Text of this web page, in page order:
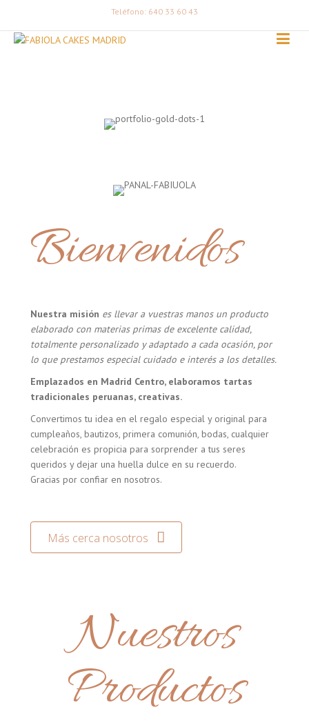
Teléfono: 640 33 60 43
Bienvenidos
Nuestra misión es llevar a vuestras manos un producto
elaborado con materias primas de excelente calidad,
totalmente personalizado y adaptado a cada ocasión, por
lo que prestamos especial cuidado e interés a los detalles.
Emplazados en Madrid Centro, elaboramos tartas
tradicionales peruanas, creativas.
Convertimos tu idea en el regalo especial y original para
cumpleaños, bautizos, primera comunión, bodas, cualquier
celebración es propicia para sorprender a tus seres
queridos y dejar una huella dulce en su recuerdo.
Gracias por confiar en nosotros.
Más cerca nosotros
Nuestros
Productos